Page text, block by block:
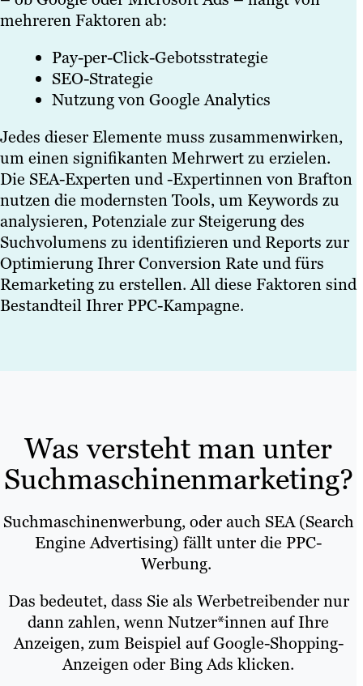
mehreren Faktoren ab:
Pay-per-Click-Gebotsstrategie
SEO-Strategie
Nutzung von Google Analytics
Jedes dieser Elemente muss zusammenwirken,
um einen signifikanten Mehrwert zu erzielen.
Die SEA-Experten und -Expertinnen von Brafton
nutzen die modernsten Tools, um Keywords zu
analysieren, Potenziale zur Steigerung des
Suchvolumens zu identifizieren und Reports zur
Optimierung Ihrer Conversion Rate und fürs
Remarketing zu erstellen. All diese Faktoren sind
Bestandteil Ihrer PPC-Kampagne.
Was versteht man unter
Suchmaschinenmarketing?
Suchmaschinenwerbung, oder auch SEA (Search
Engine Advertising) fällt unter die PPC-
Werbung.
Das bedeutet, dass Sie als Werbetreibender nur
dann zahlen, wenn Nutzer*innen auf Ihre
Anzeigen, zum Beispiel auf Google-Shopping-
Anzeigen oder Bing Ads klicken.